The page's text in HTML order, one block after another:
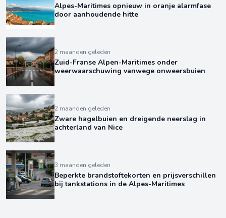
Alpes-Maritimes opnieuw in oranje alarmfase
door aanhoudende hitte
2 maanden geleden
Zuid-Franse Alpen-Maritimes onder
weerwaarschuwing vanwege onweersbuien
2 maanden geleden
Zware hagelbuien en dreigende neerslag in
achterland van Nice
3 maanden geleden
Beperkte brandstoftekorten en prijsverschillen
bij tankstations in de Alpes-Maritimes